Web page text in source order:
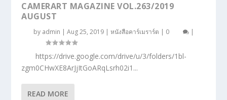
CAMERART MAGAZINE VOL.263/2019
AUGUST
by admin |Aug 25, 2019 |หนังสือคาร์เมราร์ต | 0 |
https://drive.google.com/drive/u/3/folders/1bl-
zgm0CHwXE8ArJjItGoARqLsrh02i1...
READ MORE